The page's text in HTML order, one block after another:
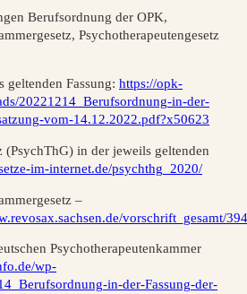
Berufsordnung der OPK,
Psychotherapeutengesetz
geltenden Fassung: https://opk-
20221214_Berufsordnung-in-der-
vom-14.12.2022.pdf?x50623
(PsychThG) in der jeweils geltenden
im-internet.de/psychthg_2020/
–
vorschrift_gesamt/
Psychotherapeutenkammer
wp-
in-der-Fassung-der-